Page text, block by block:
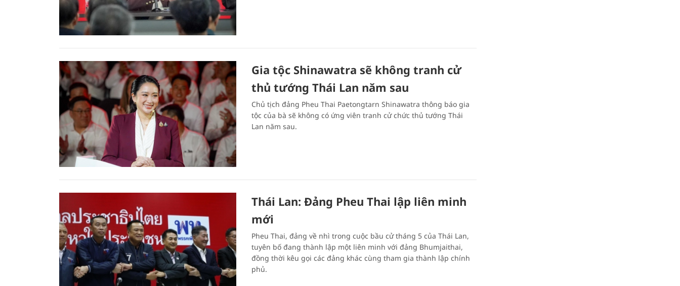
Gia tộc Shinawatra sẽ không tranh cử
thủ tướng Thái Lan năm sau
Chủ tịch đảng Pheu Thai Paetongtarn Shinawatra thông báo gia
tộc của bà sẽ không có ứng viên tranh cử chức thủ tướng Thái
Lan năm sau.
Thái Lan: Đảng Pheu Thai lập liên minh
mới
Pheu Thai, đảng về nhì trong cuộc bầu cử tháng 5 của Thái Lan,
tuyên bố đang thành lập một liên minh với đảng Bhumjaithai,
đồng thời kêu gọi các đảng khác cùng tham gia thành lập chính
phủ.